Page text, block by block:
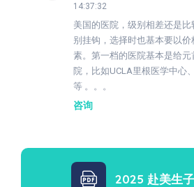
14:37:32
美国的医院，级别相差还是
别挂钩，选择时也基本要以
素。第一档的医院基本是给
院，比如UCLA里根医学中心
等 。。。
咨询
2025 赴美生